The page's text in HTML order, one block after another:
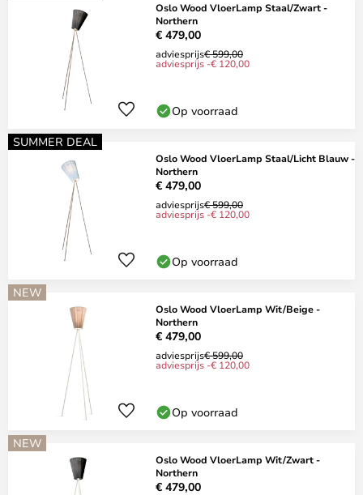
Oslo Wood VloerLamp Staal/Zwart -
Northern
€ 479,00
adviesprijs€ 599,00
adviesprijs -€ 120,00
Op voorraad
SUMMER DEAL
Oslo Wood VloerLamp Staal/Licht Blauw -
Northern
€ 479,00
adviesprijs€ 599,00
adviesprijs -€ 120,00
Op voorraad
NEW
Oslo Wood VloerLamp Wit/Beige -
Northern
€ 479,00
adviesprijs€ 599,00
adviesprijs -€ 120,00
Op voorraad
NEW
Oslo Wood VloerLamp Wit/Zwart -
Northern
€ 479,00